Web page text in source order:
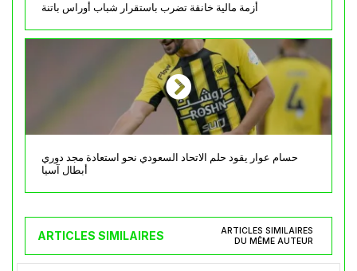
أزمة مالية خانقة تضرب باستقرار شباب أوراس باتنة
حسام عوار يقود حلم الاتحاد السعودي نحو استعادة مجد دوري
أبطال آسيا
ARTICLES SIMILAIRES
ARTICLES SIMILAIRES
DU MÊME AUTEUR